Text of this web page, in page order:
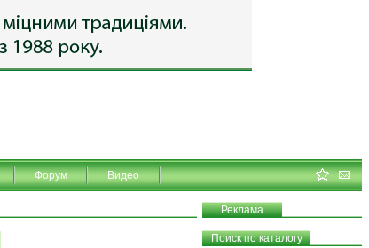
Форум Видео
Реклама
Поиск по каталогу